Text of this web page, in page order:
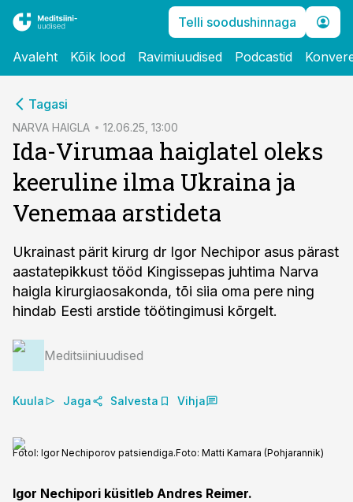
Telli soodushinnaga
Avaleht Kõik lood Ravimiuudised Podcastid
Tagasi
NARVA HAIGLA 12.06.25, 13:00
Ida-Virumaa haiglatel oleks
keeruline ilma Ukraina ja
Venemaa arstideta
Ukrainast pärit kirurg dr Igor Nechipor asus pärast
aastatepikkust tööd Kingissepas juhtima Narva
haigla kirurgiaosakonda, tõi siia oma pere ning
hindab Eesti arstide töötingimusi kõrgelt.
Meditsiiniuudised
Kuula Jaga Salvesta Vihja
Fotol: Igor Nechiporov patsiendiga.Foto: Matti Kamara (Pohjarannik)
Igor Nechipori küsitleb Andres Reimer.